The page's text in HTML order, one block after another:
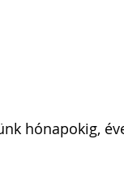
hónapokig,